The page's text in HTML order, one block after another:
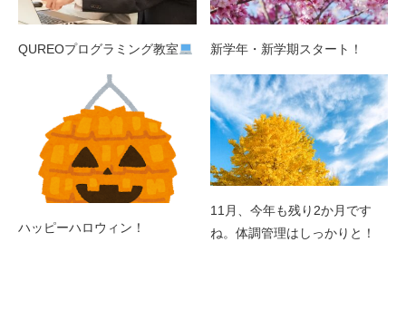
QUREOプログラミング教室 新学年・新学期スタート！
ハッピーハロウィン！
11月、今年も残り2か月です
ね。体調管理はしっかりと！